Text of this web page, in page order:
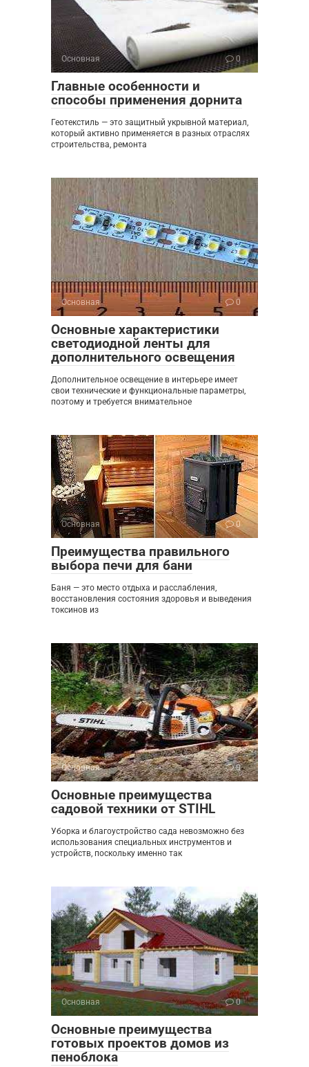
Основная 0
Главные особенности и
способы применения дорнита
Геотекстиль — это защитный укрывной материал,
который активно применяется в разных отраслях
строительства, ремонта
Основная 0
Основные характеристики
светодиодной ленты для
дополнительного освещения
Дополнительное освещение в интерьере имеет
свои технические и функциональные параметры,
поэтому и требуется внимательное
Основная 0
Преимущества правильного
выбора печи для бани
Баня — это место отдыха и расслабления,
восстановления состояния здоровья и выведения
токсинов из
Основная 0
Основные преимущества
садовой техники от STIHL
Уборка и благоустройство сада невозможно без
использования специальных инструментов и
устройств, поскольку именно так
Основная 0
Основные преимущества
готовых проектов домов из
пеноблока